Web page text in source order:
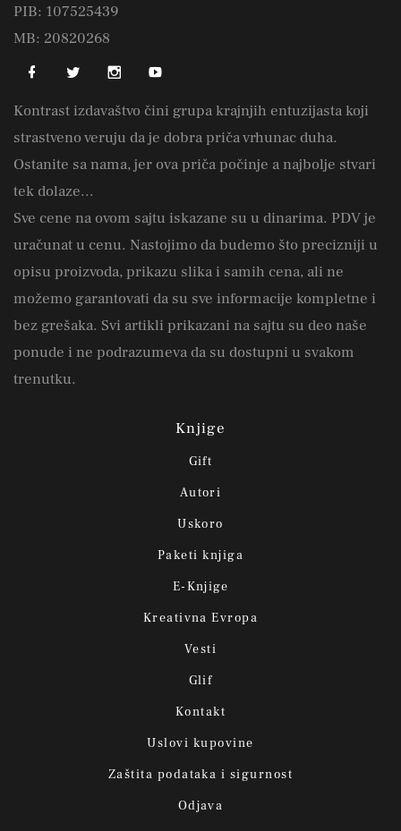
PIB: 107525439
MB: 20820268
Kontrast izdavaštvo čini grupa krajnjih entuzijasta koji
strastveno veruju da je dobra priča vrhunac duha.
Ostanite sa nama, jer ova priča počinje a najbolje stvari
tek dolaze...
Sve cene na ovom sajtu iskazane su u dinarima. PDV je
uračunat u cenu. Nastojimo da budemo što precizniji u
opisu proizvoda, prikazu slika i samih cena, ali ne
možemo garantovati da su sve informacije kompletne i
bez grešaka. Svi artikli prikazani na sajtu su deo naše
ponude i ne podrazumeva da su dostupni u svakom
trenutku.
Knjige
Gift
Autori
Uskoro
Paketi knjiga
E-Knjige
Kreativna Evropa
Vesti
Glif
Kontakt
Uslovi kupovine
Zaštita podataka i sigurnost
Odjava